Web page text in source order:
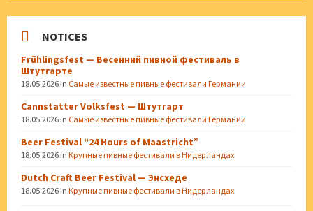
NOTICES
Frühlingsfest — Весенний пивной фестиваль в
Штутгарте
18.05.2026 in Самые известные пивные фестивали Германии
Cannstatter Volksfest — Штутгарт
18.05.2026 in Самые известные пивные фестивали Германии
Beer Festival “24 Hours of Maastricht”
18.05.2026 in Крупные пивные фестивали в Нидерландах
Dutch Craft Beer Festival — Энсхеде
18.05.2026 in Крупные пивные фестивали в Нидерландах